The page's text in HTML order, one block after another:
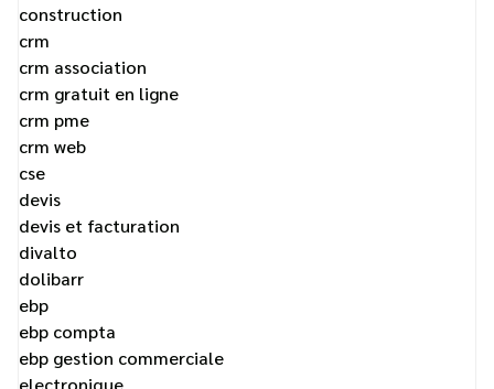
construction
crm
crm association
crm gratuit en ligne
crm pme
crm web
cse
devis
devis et facturation
divalto
dolibarr
ebp
ebp compta
ebp gestion commerciale
electronique